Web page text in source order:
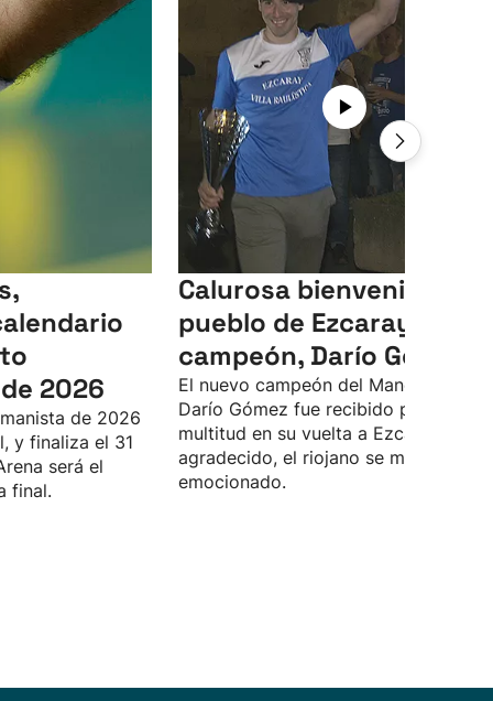
2026
de 2026
y finaliza el 31
será el
final.
Calurosa bienvenida del
pueblo de Ezcaray a su
campeón, Darío Gómez
El nuevo campeón del Manomanista
Darío Gómez fue recibido por una
multitud en su vuelta a Ezcaray. Muy
agradecido, el riojano se mostró muy
emocionado.